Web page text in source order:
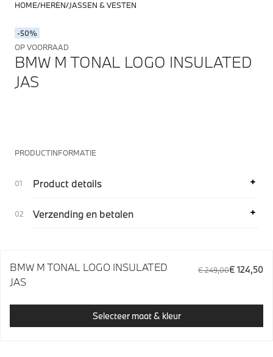
HOME HEREN JASSEN & VESTEN
-50%
OP VOORRAAD
BMW M TONAL LOGO INSULATED
JAS
PRODUCTINFORMATIE
Product details
Verzending en betalen
BMW M TONAL LOGO INSULATED
JAS
€ 249,00€ 124,50
Selecteer maat & kleur